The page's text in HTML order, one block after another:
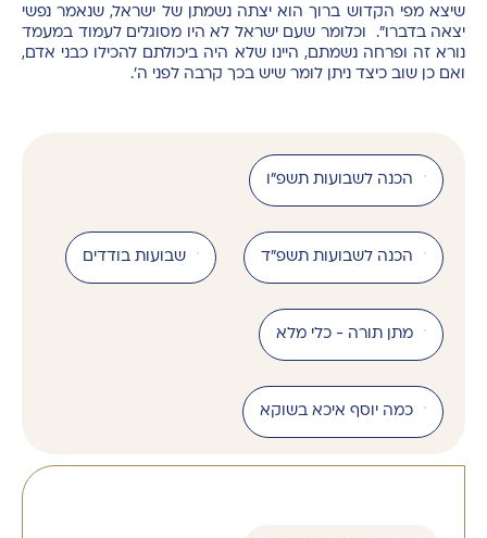
שיצא מפי הקדוש ברוך הוא יצתה נשמתן של ישראל, שנאמר נפשי
יצאה בדברו". וכלומר שעם ישראל לא היו מסוגלים לעמוד במעמד
נורא זה ופרחה נשמתם, היינו שלא היה ביכולתם להכילו כבני אדם,
ואם כן שוב כיצד ניתן לומר שיש בכך קרבה לפני ה'.
הכנה לשבועות תשפ"ו
הכנה לשבועות תשפ"ד שבועות בודדים
מתן תורה - כלי מלא
כמה יוסף איכא בשוקא